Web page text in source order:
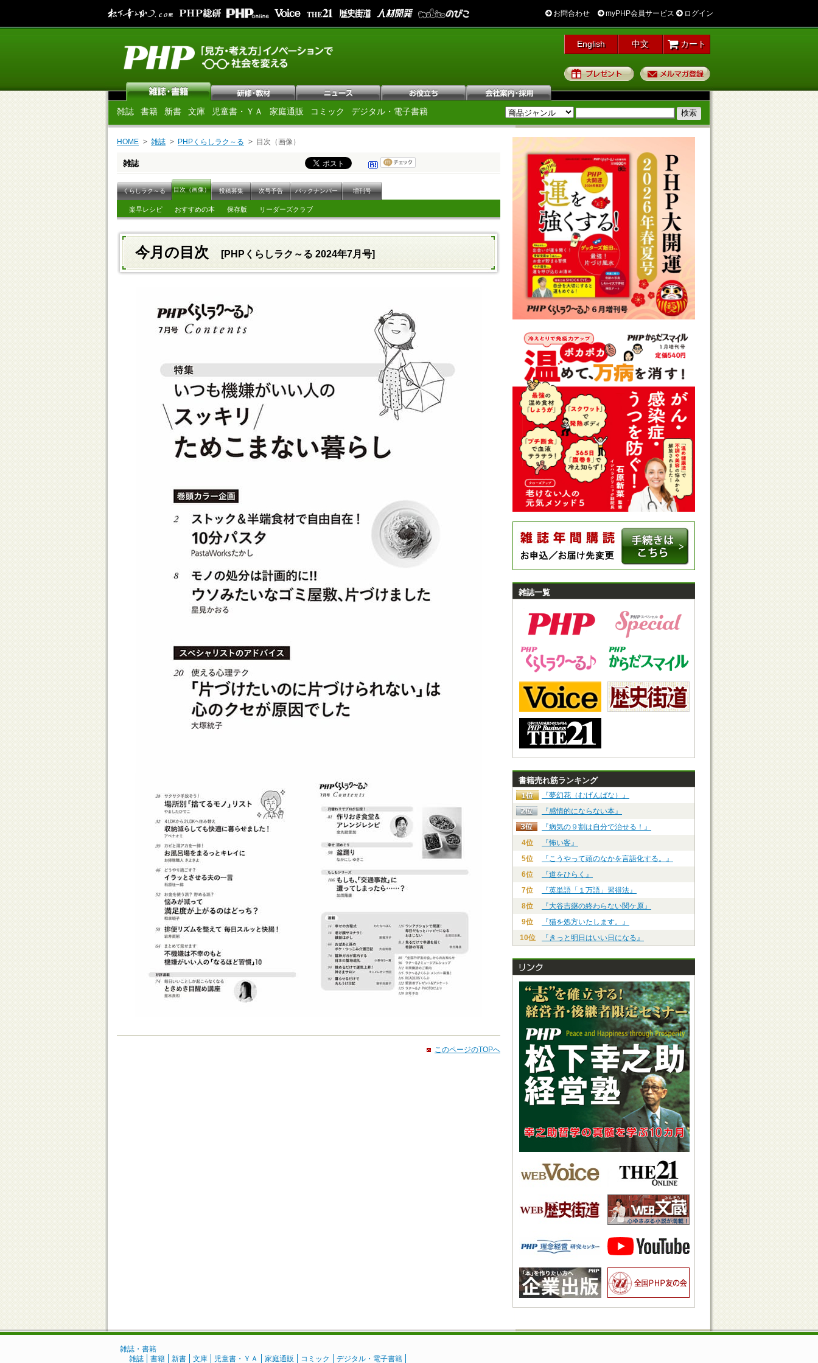
お問合わせ myPHP会員サービス ログイン
English 中文 カート
プレゼント
雑誌 書籍 新書 文庫 児童書・ＹＡ 家庭通販 コミック デジタル・電子書籍
HOME 雑誌 PHPくらしラク～る 目次（画像）
雑誌
くらしラク～る 目次（画像） 投稿募集 次号予告 バックナンバー 増刊号
楽早レシピ おすすめの本 保存版 リーダーズクラブ
今月の目次 [PHPくらしラク～る 2024年7月号]
このページのTOPへ
雑誌一覧
書籍売れ筋ランキング
『夢幻花（むげんばな）』
『感情的にならない本』
『病気の９割は自分で治せる！』
4位
『怖い客』
5位
『こうやって頭のなかを言語化する。』
6位
『道をひらく』
7位
『英単語「１万語」習得法』
8位
『大谷吉継の終わらない関ケ原』
9位
『猫を処方いたします。』
10位
『きっと明日はいい日になる』
雑誌・書籍
雑誌
書籍 新書 文庫 児童書・ＹＡ 家庭通販 コミック デジタル・電子書籍